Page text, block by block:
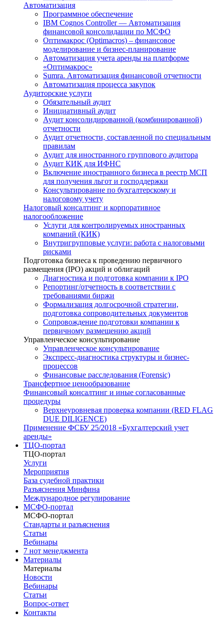
Автоматизация
Программное обеспечение
IBM Cognos Controller — Автоматизация
финансовой консолидации по МСФО
Оптимакрос (Optimacros) – финансовое
моделирование и бизнес-планирование
Автоматизация учета аренды на платформе
«Оптимакрос»
Sumra. Автоматизация финансовой отчетности
Автоматизация процесса закупок
Аудиторские услуги
Обязательный аудит
Инициативный аудит
Аудит консолидированной (комбинированной)
отчетности
Аудит отчетности, составленной по специальным
правилам
Аудит для иностранного группового аудитора
Аудит КИК для ИФНС
Включение иностранного бизнеса в реестр МСП
для получения льгот и господдержки
Консультирование по бухгалтерскому и
налоговому учету
Налоговый консалтинг и корпоративное
налогообложение
Услуги для контролируемых иностранных
компаний (КИК)
Внутригрупповые услуги: работа с налоговыми
рисками
Подготовка бизнеса к проведению первичного
размещения (IPO) акций и облигаций
Диагностика и подготовка компании к IPO
Репортинг/отчетность в соответствии с
требованиями биржи
Формализация долгосрочной стратегии,
подготовка сопроводительных документов
Сопровождение подготовки компании к
первичному размещению акций
Управленческое консультирование
Управленческое консультирование
Экспресс-диагностика структуры и бизнес-
процессов
Финансовые расследования (Forensic)
Трансфертное ценообразование
Финансовый консалтинг и иные согласованные
процедуры
Верхнеуровневая проверка компании (RED FLAG
DUE DILIGENCE)
Применение ФСБУ 25/2018 «Бухгалтерский учет
аренды»
ТЦО-портал
ТЦО-портал
Услуги
Мероприятия
База судебной практики
Разъяснения Минфина
Международное регулирование
МСФО-портал
МСФО-портал
Стандарты и разъяснения
Статьи
Вебинары
7 нот менеджмента
Материалы
Материалы
Новости
Вебинары
Статьи
Вопрос-ответ
Контакты